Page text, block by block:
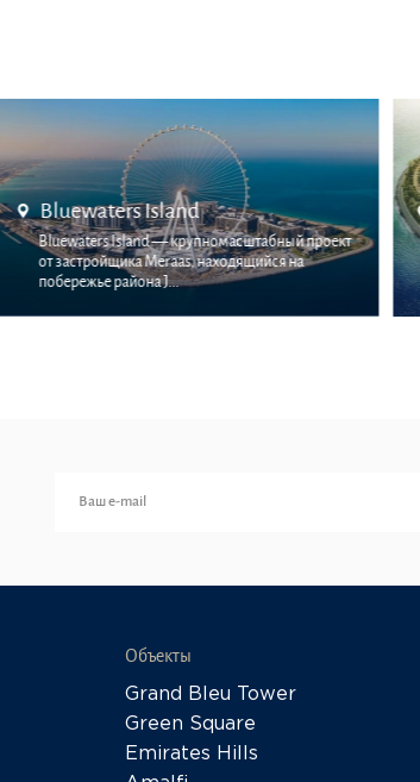
Bluewaters Island
Bluewaters Island — крупномасштабный проект
от застройщика Meraas, находящийся на
побережье района J...
Объекты
Grand Bleu Tower
Green Square
Emirates Hills